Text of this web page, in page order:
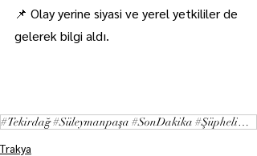
📌 Olay yerine siyasi ve yerel yetkililer de
gelerek bilgi aldı.
#Tekirdağ #Süleymanpaşa #SonDakika #ŞüpheliÖlüm #Yangın #AdliHaber #Haber #Türkiye
Trakya